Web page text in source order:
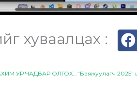
хуваалцах :